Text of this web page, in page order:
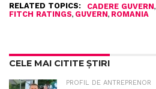
RELATED TOPICS: CADERE GUVERN,
FITCH RATINGS, GUVERN, ROMANIA
CELE MAI CITITE ȘTIRI
PROFIL DE ANTREPRENOR